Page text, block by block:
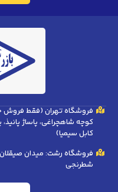
فروشگاه تهران (فقط فروش
کابل سیمیا)
فروشگاه رشت: میدان صیقلان
شطرنجی